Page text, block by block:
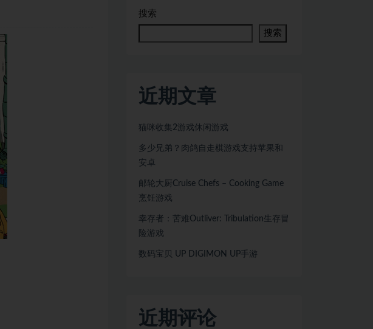
搜索
搜索
近期文章
猫咪收集2游戏休闲游戏
多少兄弟？肉鸽自走棋游戏支持苹果和
安卓
邮轮大厨Cruise Chefs – Cooking Game
烹饪游戏
幸存者：苦难Outliver: Tribulation生存冒
险游戏
数码宝贝 UP DIGIMON UP手游
近期评论